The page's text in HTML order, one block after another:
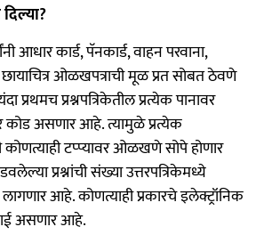
आधार कार्ड, पॅनकार्ड, वाहन परवाना,
ओळखपत्राची मूळ प्रत सोबत ठेवणे
प्रश्नपत्रिकेतील प्रत्येक पानावर
असणार आहे. त्यामुळे प्रत्येक
कोणत्याही टप्प्यावर ओळखणे सोपे होणार
प्रश्नांची संख्या उत्तरपत्रिकेमध्ये
आहे. कोणत्याही प्रकारचे इलेक्ट्रॉनिक
असणार आहे.